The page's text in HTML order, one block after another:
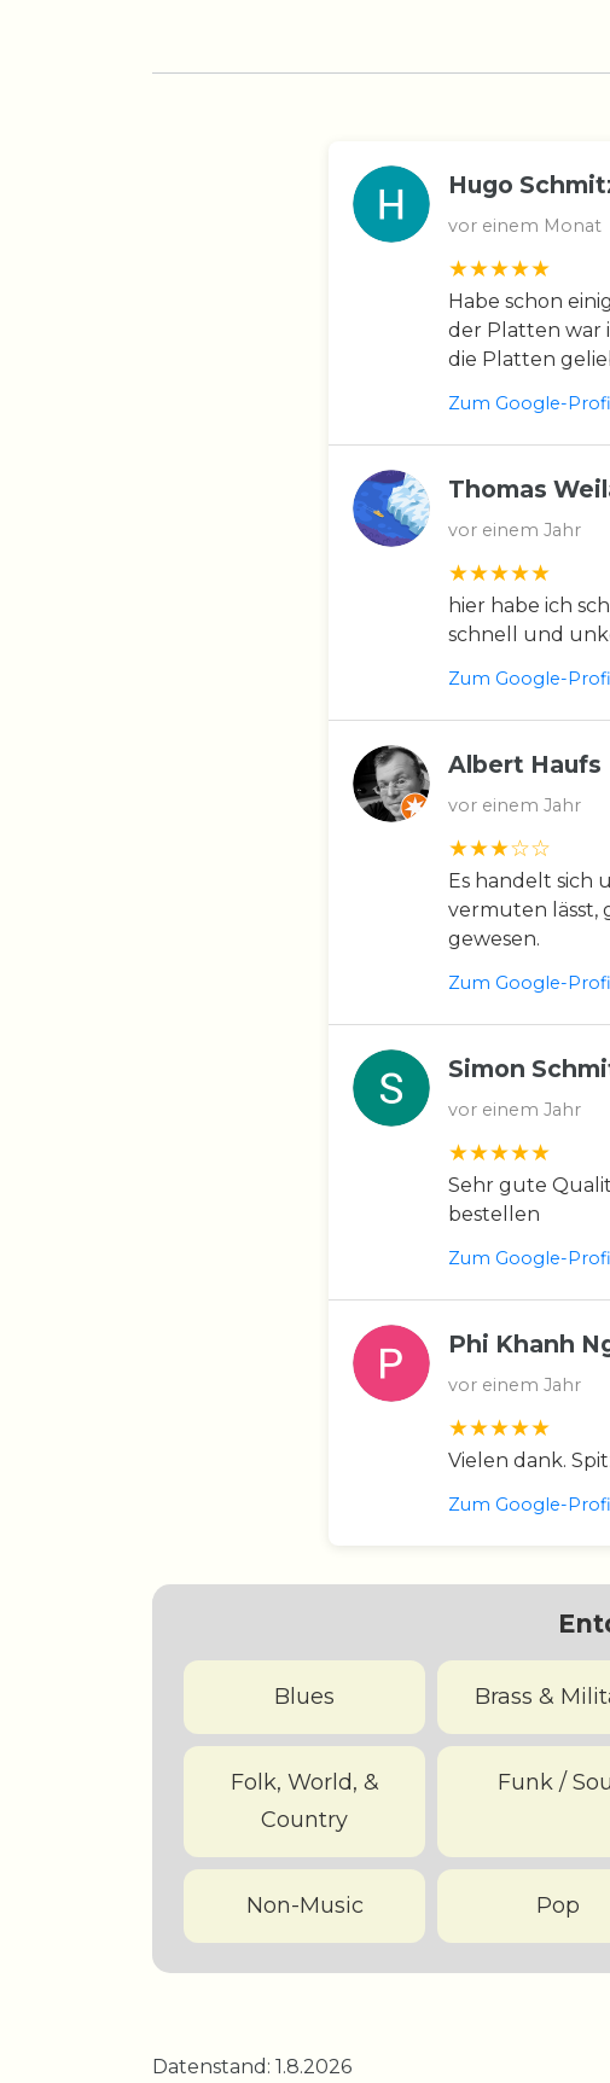
Hugo
vor einem Monat
Habe schon
der Platten war
die Platten
Zum Google-
Thomas
vor einem Jahr
hier habe ich
schnell und
Zum Google-
Albert Haufs
vor einem Jahr
Es handelt sich
vermuten lässt,
gewesen.
Zum Google-
Simon
vor einem Jahr
Sehr gute
bestellen
Zum Google-
Phi Khanh
vor einem Jahr
Vielen dank.
Zum Google-
Blues Brass &
Folk, World, &
Country
Funk / Soul
Non-Music Pop
Datenstand: 1.8.2026